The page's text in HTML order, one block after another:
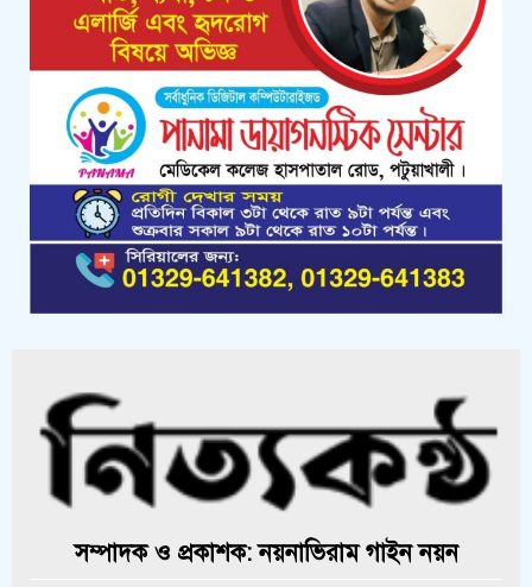
কলাপাড়ায় মুদি ব্যাবসায়ীর ওপর সন্ত্রাসী
হামলা, গুরুতর অবস্থায় বরিশালে রেফার
কলাপাড়ায় জমি নিয়ে হয়রানির অভিযোগে
সংবাদ সম্মেলন
সম্পাদক ও প্রকাশক: নয়নাভিরাম গাইন নয়ন